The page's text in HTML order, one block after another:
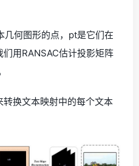
几何图形的点，pt是它们在
用RANSAC估计投影矩阵
换文本映射中的每个文本